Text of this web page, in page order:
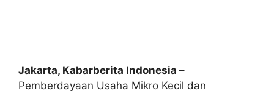
Jakarta, Kabarberita Indonesia –
Pemberdayaan Usaha Mikro Kecil dan